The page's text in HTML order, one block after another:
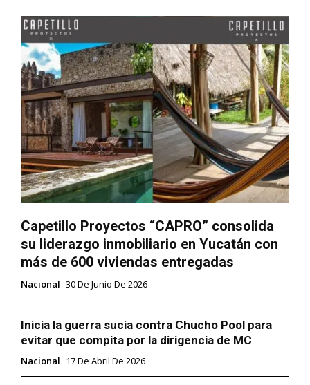
Capetillo Proyectos “CAPRO” consolida
su liderazgo inmobiliario en Yucatán con
más de 600 viviendas entregadas
Nacional 30 De Junio De 2026
Inicia la guerra sucia contra Chucho Pool para
evitar que compita por la dirigencia de MC
Nacional 17 De Abril De 2026